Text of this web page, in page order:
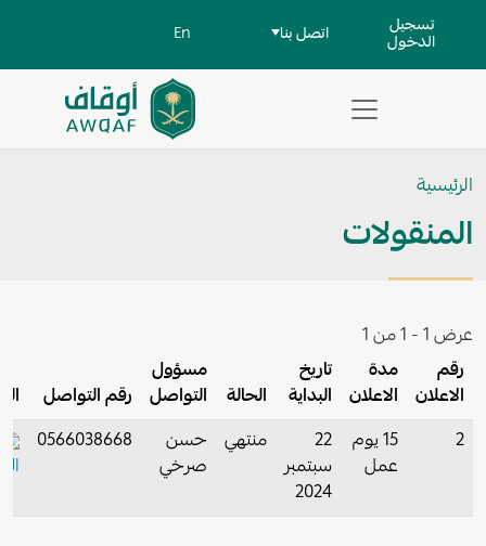
تجاوز إلى المحتوى الرئيسي
User account menu
تسجيل
الدخول اتصل بنا En
للبحث
الرئيسية
المنقولات
عرض 1 - 1 من 1
​رقم
الاعلان
مدة
الاعلان
تاريخ
البداية
الحالة
مسؤول
التواصل
رقم التواصل
2
15 يوم
عمل
22
سبتمبر
2024
منتهي
حسن
صرخي
0566038668